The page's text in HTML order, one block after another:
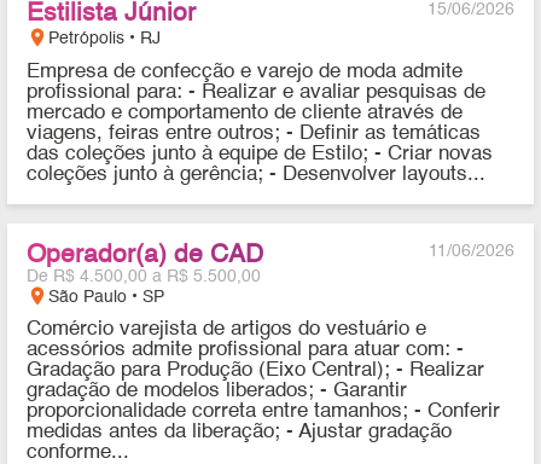
15/06/2026
Estilista Júnior
location_on Petrópolis • RJ
Empresa de confecção e varejo de moda admite
profissional para: - Realizar e avaliar pesquisas de
mercado e comportamento de cliente através de
viagens, feiras entre outros; - Definir as temáticas
das coleções junto à equipe de Estilo; - Criar novas
coleções junto à gerência; - Desenvolver layouts...
11/06/2026
Operador(a) de CAD
De R$ 4.500,00 a R$ 5.500,00
location_onSão Paulo • SP
Comércio varejista de artigos do vestuário e
acessórios admite profissional para atuar com: -
Gradação para Produção (Eixo Central); - Realizar
gradação de modelos liberados; - Garantir
proporcionalidade correta entre tamanhos; - Conferir
medidas antes da liberação; - Ajustar gradação
conforme...